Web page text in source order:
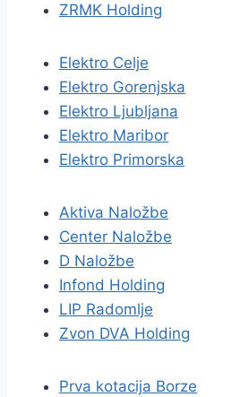
ZRMK Holding
Elektro Celje
Elektro Gorenjska
Elektro Ljubljana
Elektro Maribor
Elektro Primorska
Aktiva Naložbe
Center Naložbe
D Naložbe
Infond Holding
LIP Radomlje
Zvon DVA Holding
Prva kotacija Borze